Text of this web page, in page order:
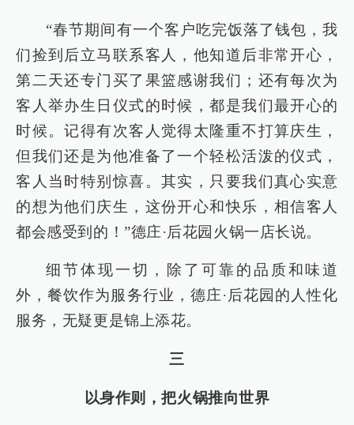
“春节期间有一个客户吃完饭落了钱包，我
们捡到后立马联系客人，他知道后非常开心，
第二天还专门买了果篮感谢我们；还有每次为
客人举办生日仪式的时候，都是我们最开心的
时候。记得有次客人觉得太隆重不打算庆生，
但我们还是为他准备了一个轻松活泼的仪式，
客人当时特别惊喜。其实，只要我们真心实意
的想为他们庆生，这份开心和快乐，相信客人
都会感受到的！”德庄·后花园火锅一店长说。
细节体现一切，除了可靠的品质和味道
外，餐饮作为服务行业，德庄·后花园的人性化
服务，无疑更是锦上添花。
三
以身作则，把火锅推向世界